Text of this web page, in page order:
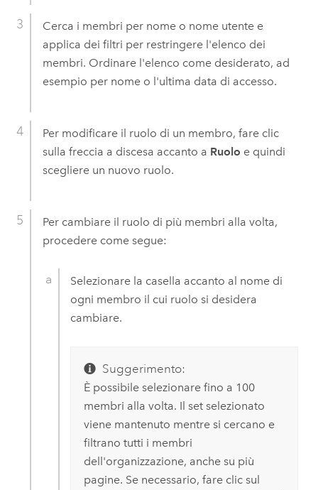
Cerca i membri per nome o nome utente e
applica dei filtri per restringere l'elenco dei
membri. Ordinare l'elenco come desiderato, ad
esempio per nome o l'ultima data di accesso.
Per modificare il ruolo di un membro, fare clic
sulla freccia a discesa accanto a Ruolo e quindi
scegliere un nuovo ruolo.
Per cambiare il ruolo di più membri alla volta,
procedere come segue:
Selezionare la casella accanto al nome di
ogni membro il cui ruolo si desidera
cambiare.
Suggerimento:
È possibile selezionare fino a 100
membri alla volta. Il set selezionato
viene mantenuto mentre si cercano e
filtrano tutti i membri
dell'organizzazione, anche su più
pagine. Se necessario, fare clic sul